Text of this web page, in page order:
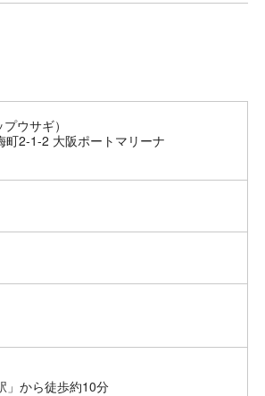
ウサギ）
2-1-2 大阪ポートマリーナ
」から徒歩約10分